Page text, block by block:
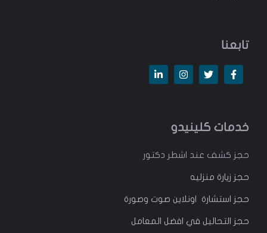
تابعنا
خدمات كلينيدو
حجز كشف عند اشطر دكتور
حجز زيارة منزليه
حجز استشارة اونلاين صوت وصورة
حجز التحاليل في افضل المعامل